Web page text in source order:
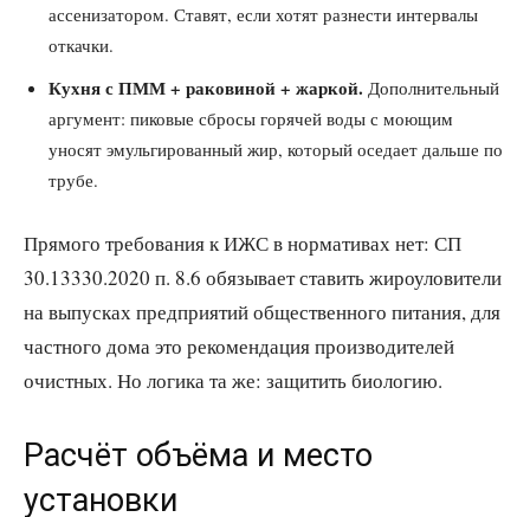
ассенизатором. Ставят, если хотят разнести интервалы
откачки.
Кухня с ПММ + раковиной + жаркой. Дополнительный
аргумент: пиковые сбросы горячей воды с моющим
уносят эмульгированный жир, который оседает дальше по
трубе.
Прямого требования к ИЖС в нормативах нет: СП
30.13330.2020 п. 8.6 обязывает ставить жироуловители
на выпусках предприятий общественного питания, для
частного дома это рекомендация производителей
очистных. Но логика та же: защитить биологию.
Расчёт объёма и место
установки